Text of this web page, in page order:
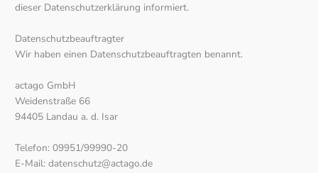
dieser Datenschutzerklärung informiert.
Datenschutz­beauftragter
Wir haben einen Datenschutzbeauftragten benannt.
actago GmbH
Weidenstraße 66
94405 Landau a. d. Isar
Telefon: 09951/99990-20
E-Mail: datenschutz@actago.de